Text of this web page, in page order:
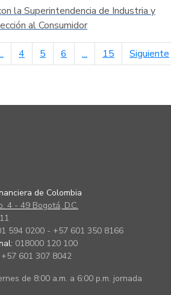
la Superintendencia de Industria y
al Consumidor
4 5 6 ... 15 Siguiente
de Colombia
4 - 49 Bogotá, D.C.
594 0200 - +57 601 350 8166
018000 120 100
+57 601 307 8042
de 8:00 a.m. a 6:00 p.m. jornada